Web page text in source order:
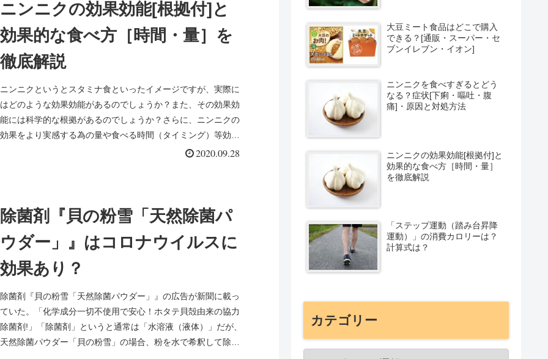
ニンニクの効果効能[根拠付]と
効果的な食べ方［時間・量］を
徹底解説
ニンニクというとスタミナ食といったイメージですが、実際に
はどのような効果効能があるのでしょうか？また、その効果効
能には科学的な根拠があるのでしょうか？さらに、ニンニクの
効果をより実感する為の量や食べる時間（タイミング）等効果
2020.09.28
除菌剤『貝の粉雪「天然除菌パ
ウダー」』はコロナウイルスに
効果あり？
除菌剤『貝の粉雪「天然除菌パウダー」』の広告が新聞に載っ
ていた。「化学成分一切不使用で安心！ホタテ貝殻由来の協力
除菌剤!」「除菌剤」というと通常は「水溶液（液体）」だが、
天然除菌パウダー「貝の粉雪」の場合、粉を水で希釈して除菌
大豆ミート食品はどこで購入
できる？[通販・スーパー・セ
ブンイレブン・イオン]
ニンニクを食べすぎるとどう
なる？症状[下痢・嘔吐・腹
痛]・原因と対処方法
ニンニクの効果効能[根拠付]と
効果的な食べ方［時間・量］
を徹底解説
「ステップ運動（踏み台昇降
運動）」の消費カロリーは？
計算式は？
カテゴリー